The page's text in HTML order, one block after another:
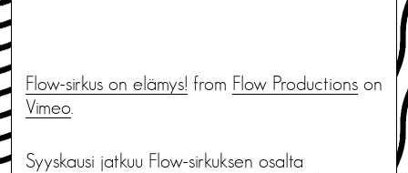
Flow-sirkus on elämys! from Flow Productions on
Vimeo
Syyskausi jatkuu Flow-sirkuksen osalta